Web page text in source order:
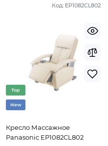
Код: EP1082CL802
Top
New
Кресло Массажное
Panasonic EP1082CL802